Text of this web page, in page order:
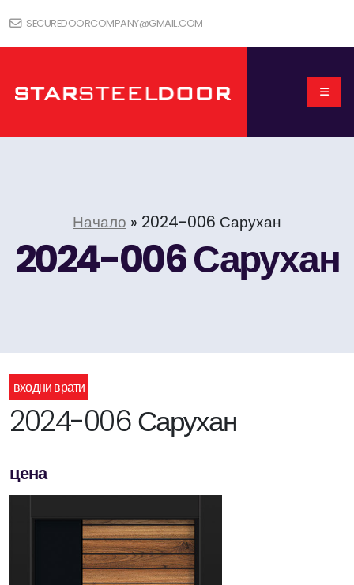
SECUREDOORCOMPANY@GMAIL.COM
Начало » 2024-006 Сарухан
2024-006 Сарухан
входни врати
2024-006 Сарухан
цена